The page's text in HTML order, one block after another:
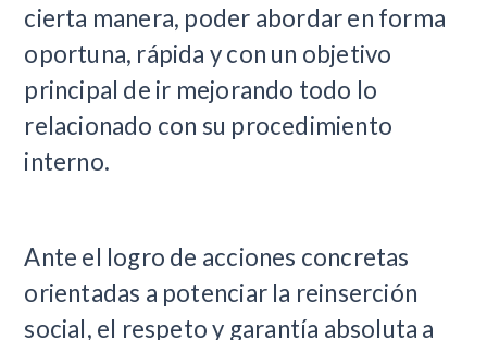
cierta manera, poder abordar en forma
oportuna, rápida y con un objetivo
principal de ir mejorando todo lo
relacionado con su procedimiento
interno.
Ante el logro de acciones concretas
orientadas a potenciar la reinserción
social, el respeto y garantía absoluta a